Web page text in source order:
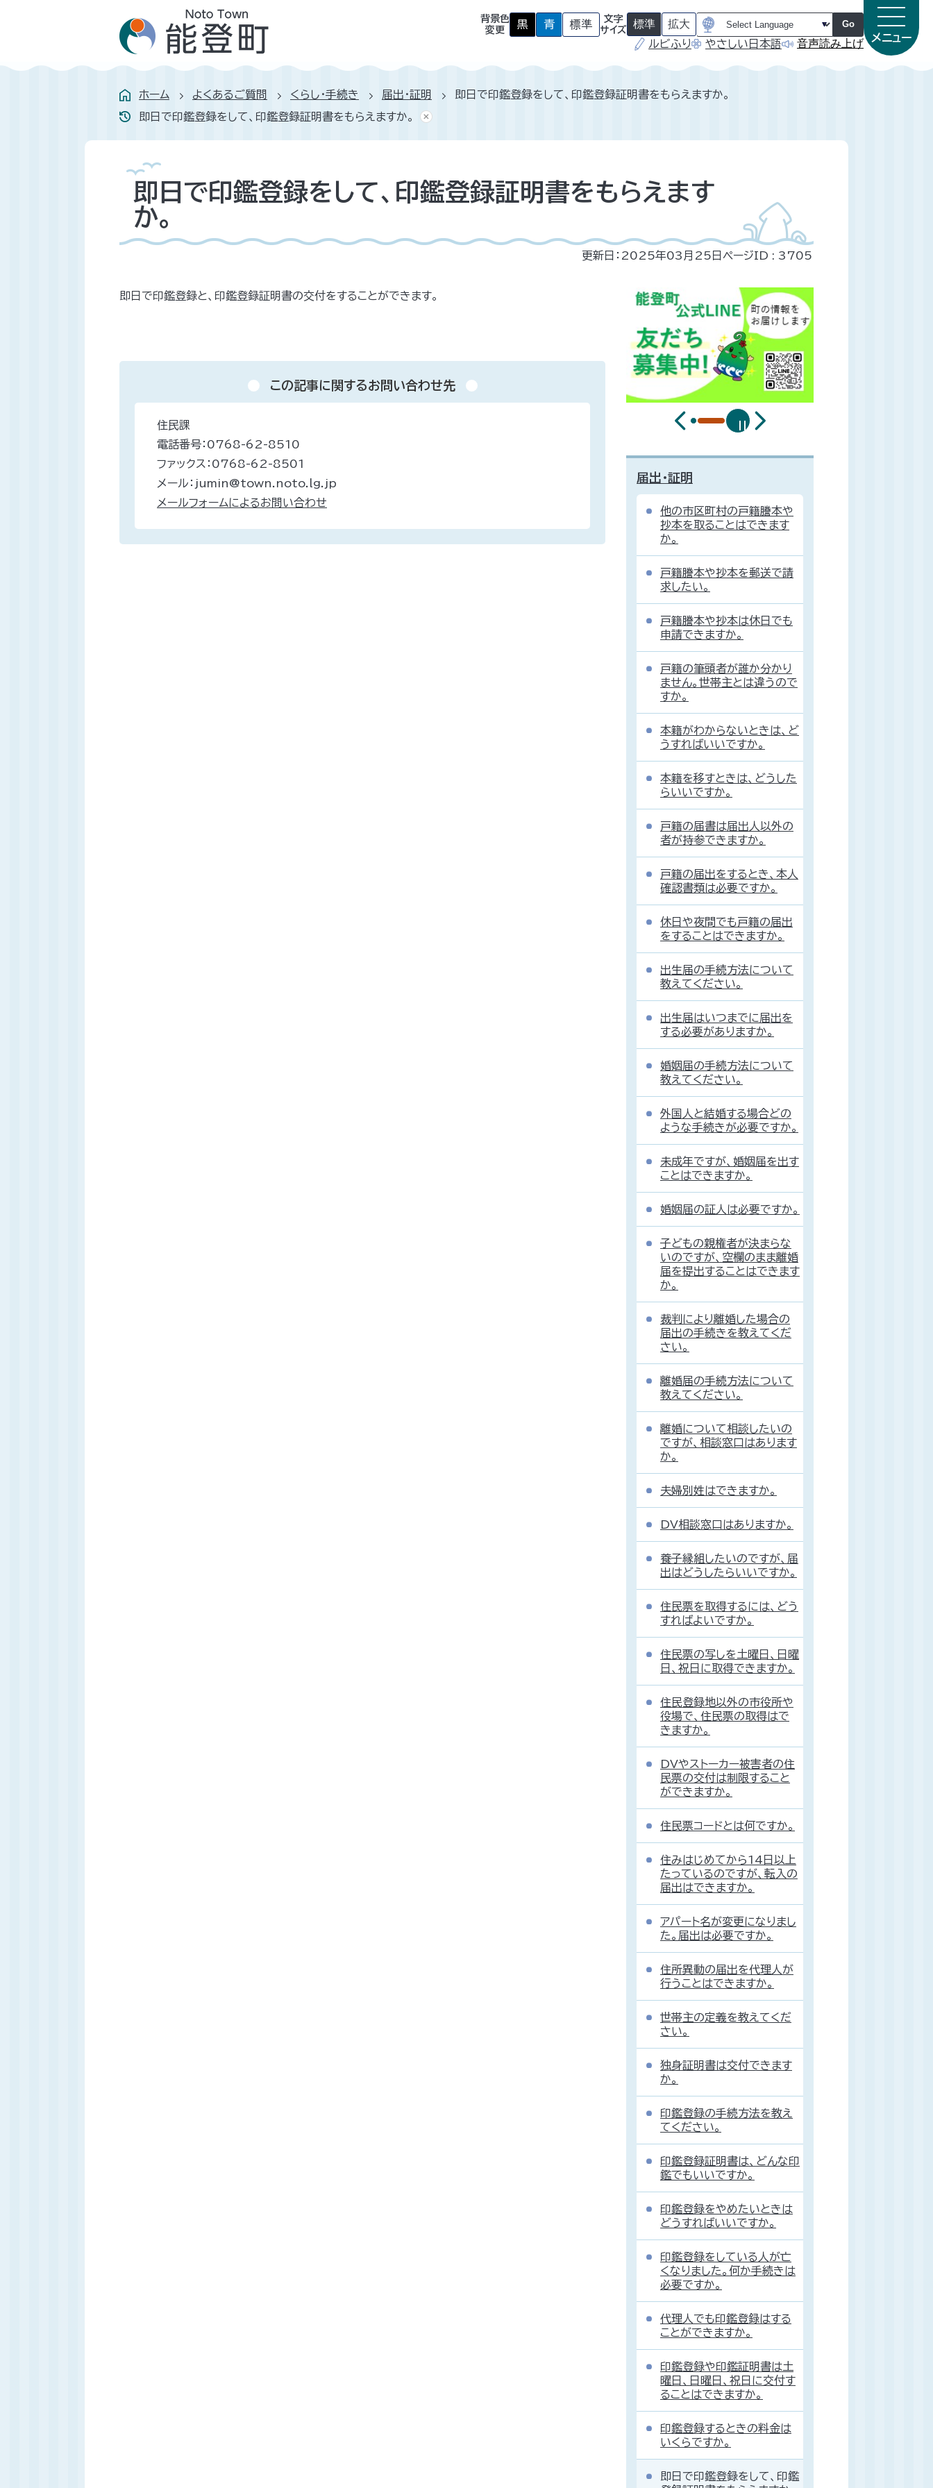
背景色
変更
黒
背
景
に
青
背
景
青
に
標準
背
景
戻
文字
サイズ
標準
（
期
態
）
拡大
（
期
態
）
Go
ルビふり やさしい日本語 音声読み上げ メニュー
ホーム よくあるご質問 くらし・手続き 届出・証明
即日で印鑑登録をして、印鑑登録証明書をもらえますか。
即日で印鑑登録をして、印鑑登録証明書をもらえますか。
即日で印鑑登録をして、印鑑登録証明書をもらえます
か。
更新日：2025年03月25日 ページID : 3705
即日で印鑑登録と、印鑑登録証明書の交付をすることができます。
この記事に関するお問い合わせ先
住民課
電話番号：0768-62-8510
ファックス：0768-62-8501
メール：jumin@town.noto.lg.jp
メールフォームによるお問い合わせ
届出・証明
他の市区町村の戸籍謄本や
抄本を取ることはできます
か。
戸籍謄本や抄本を郵送で請
求したい。
戸籍謄本や抄本は休日でも
申請できますか。
戸籍の筆頭者が誰か分かり
ません。世帯主とは違うので
すか。
本籍がわからないときは、ど
うすればいいですか。
本籍を移すときは、どうした
らいいですか。
戸籍の届書は届出人以外の
者が持参できますか。
戸籍の届出をするとき、本人
確認書類は必要ですか。
休日や夜間でも戸籍の届出
をすることはできますか。
出生届の手続方法について
教えてください。
出生届はいつまでに届出を
する必要がありますか。
婚姻届の手続方法について
教えてください。
外国人と結婚する場合どの
ような手続きが必要ですか。
未成年ですが、婚姻届を出す
ことはできますか。
婚姻届の証人は必要ですか。
子どもの親権者が決まらな
いのですが、空欄のまま離婚
届を提出することはできます
か。
裁判により離婚した場合の
届出の手続きを教えてくだ
さい。
離婚届の手続方法について
教えてください。
離婚について相談したいの
ですが、相談窓口はあります
か。
夫婦別姓はできますか。
DV相談窓口はありますか。
養子縁組したいのですが、届
出はどうしたらいいですか。
住民票を取得するには、どう
すればよいですか。
住民票の写しを土曜日、日曜
日、祝日に取得できますか。
住民登録地以外の市役所や
役場で、住民票の取得はで
きますか。
DVやストーカー被害者の住
民票の交付は制限すること
ができますか。
住民票コードとは何ですか。
住みはじめてから14日以上
たっているのですが、転入の
届出はできますか。
アパート名が変更になりまし
た。届出は必要ですか。
住所異動の届出を代理人が
行うことはできますか。
世帯主の定義を教えてくだ
さい。
独身証明書は交付できます
か。
印鑑登録の手続方法を教え
てください。
印鑑登録証明書は、どんな印
鑑でもいいですか。
印鑑登録をやめたいときは
どうすればいいですか。
印鑑登録をしている人が亡
くなりました。何か手続きは
必要ですか。
代理人でも印鑑登録はする
ことができますか。
印鑑登録や印鑑証明書は土
曜日、日曜日、祝日に交付す
ることはできますか。
印鑑登録するときの料金は
いくらですか。
即日で印鑑登録をして、印鑑